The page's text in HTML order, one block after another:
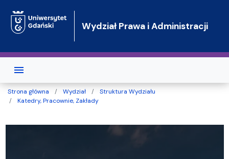
Wydział Prawa i Administracji
Strona główna Wydział
Struktura Wydziału
Katedry, Pracownie, Zakłady